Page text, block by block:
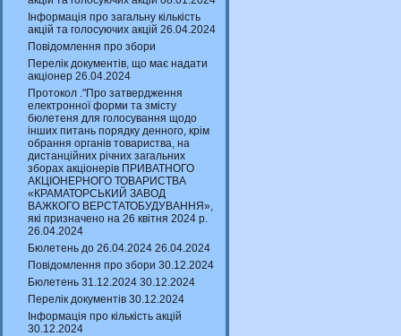
Інформація про загальну кількість
акцій та голосуючих акцій 26.04.2024
Повідомлення про збори
Перелік документів, що має надати
акціонер 26.04.2024
Протокол ."Про затвердження
електронної форми та змісту
бюлетеня для голосування щодо
інших питань порядку денного, крім
обрання органів товариства, на
дистанційних річних загальних
зборах акціонерів ПРИВАТНОГО
АКЦІОНЕРНОГО ТОВАРИСТВА
«КРАМАТОРСЬКИЙ ЗАВОД
ВАЖКОГО ВЕРСТАТОБУДУВАННЯ»,
які призначено на 26 квітня 2024 р.
26.04.2024
Бюлетень до 26.04.2024 26.04.2024
Повідомлення про збори 30.12.2024
Бюлетень 31.12.2024 30.12.2024
Перелік документів 30.12.2024
Інформація про кількість акцій
30.12.2024